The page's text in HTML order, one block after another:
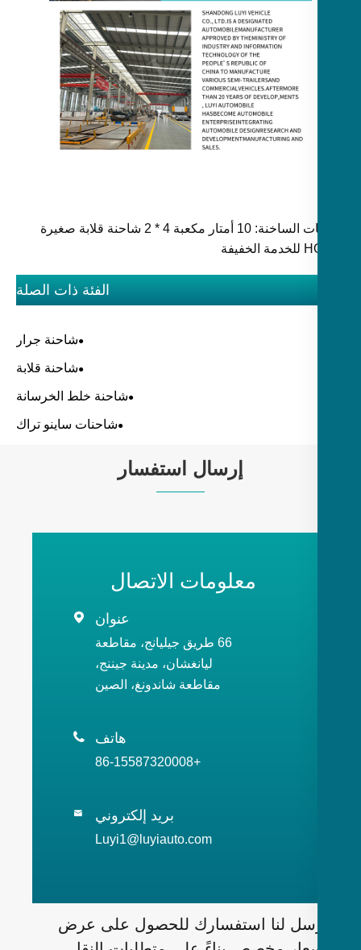
الكلمات الساخنة: 10 أمتار مكعبة 4 * 2 شاحنة قلابة صغيرة
الفئة ذات الصلة
شاحنة جرار
شاحنة قلابة
شاحنة خلط الخرسانة
شاحنات ساينو تراك
إرسال استفسار
معلومات الاتصال

66 طريق جيليانج، مقاطعة
ليانغشان، مدينة جيننج،
مقاطعة شاندونغ، الصين

بريد إلكتروني
Luyi1@luyiauto.com
لنا استفسارك للحصول على عرض